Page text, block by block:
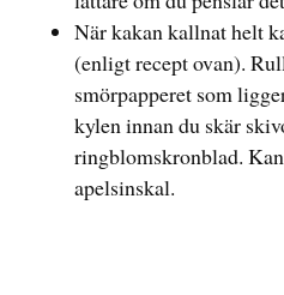
När kakan kallnat helt
(enligt recept ovan).
smörpapperet som
kylen innan du skär
ringblomskronblad.
apelsinskal.